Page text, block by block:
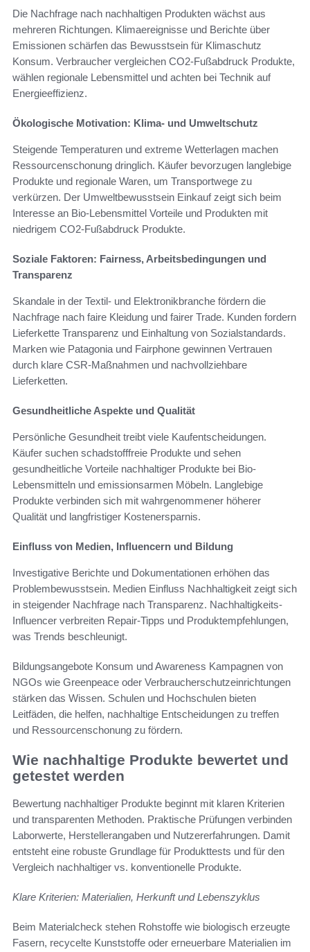
Die Nachfrage nach nachhaltigen Produkten wächst aus
mehreren Richtungen. Klimaereignisse und Berichte über
Emissionen schärfen das Bewusstsein für Klimaschutz
Konsum. Verbraucher vergleichen CO2-Fußabdruck Produkte,
wählen regionale Lebensmittel und achten bei Technik auf
Energieeffizienz.
Ökologische Motivation: Klima- und Umweltschutz
Steigende Temperaturen und extreme Wetterlagen machen
Ressourcenschonung dringlich. Käufer bevorzugen langlebige
Produkte und regionale Waren, um Transportwege zu
verkürzen. Der Umweltbewusstsein Einkauf zeigt sich beim
Interesse an Bio-Lebensmittel Vorteile und Produkten mit
niedrigem CO2-Fußabdruck Produkte.
Soziale Faktoren: Fairness, Arbeitsbedingungen und
Transparenz
Skandale in der Textil- und Elektronikbranche fördern die
Nachfrage nach faire Kleidung und fairer Trade. Kunden fordern
Lieferkette Transparenz und Einhaltung von Sozialstandards.
Marken wie Patagonia und Fairphone gewinnen Vertrauen
durch klare CSR-Maßnahmen und nachvollziehbare
Lieferketten.
Gesundheitliche Aspekte und Qualität
Persönliche Gesundheit treibt viele Kaufentscheidungen.
Käufer suchen schadstofffreie Produkte und sehen
gesundheitliche Vorteile nachhaltiger Produkte bei Bio-
Lebensmitteln und emissionsarmen Möbeln. Langlebige
Produkte verbinden sich mit wahrgenommener höherer
Qualität und langfristiger Kostenersparnis.
Einfluss von Medien, Influencern und Bildung
Investigative Berichte und Dokumentationen erhöhen das
Problembewusstsein. Medien Einfluss Nachhaltigkeit zeigt sich
in steigender Nachfrage nach Transparenz. Nachhaltigkeits-
Influencer verbreiten Repair-Tipps und Produktempfehlungen,
was Trends beschleunigt.
Bildungsangebote Konsum und Awareness Kampagnen von
NGOs wie Greenpeace oder Verbraucherschutzeinrichtungen
stärken das Wissen. Schulen und Hochschulen bieten
Leitfäden, die helfen, nachhaltige Entscheidungen zu treffen
und Ressourcenschonung zu fördern.
Wie nachhaltige Produkte bewertet und
getestet werden
Bewertung nachhaltiger Produkte beginnt mit klaren Kriterien
und transparenten Methoden. Praktische Prüfungen verbinden
Laborwerte, Herstellerangaben und Nutzererfahrungen. Damit
entsteht eine robuste Grundlage für Produkttests und für den
Vergleich nachhaltiger vs. konventionelle Produkte.
Klare Kriterien: Materialien, Herkunft und Lebenszyklus
Beim Materialcheck stehen Rohstoffe wie biologisch erzeugte
Fasern, recycelte Kunststoffe oder erneuerbare Materialien im